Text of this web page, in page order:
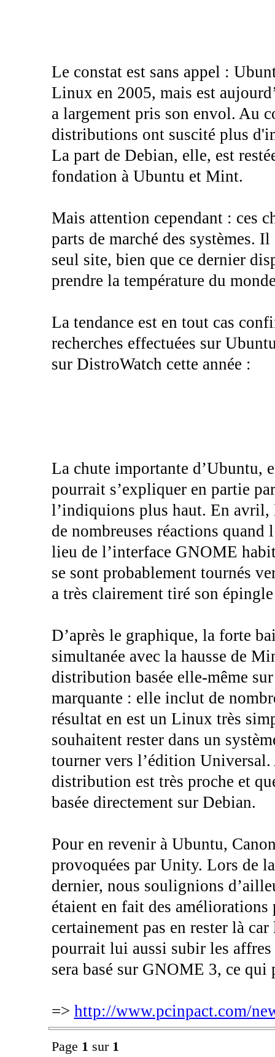
Le constat est sans appel :
Linux en 2005, mais est
a largement pris son envol. Au
distributions ont suscité plus
La part de Debian, elle, est
fondation à Ubuntu et Mint.
Mais attention cependant : ces
parts de marché des systèmes.
seul site, bien que ce dernier
prendre la température du
La tendance est en tout cas
recherches effectuées sur
sur DistroWatch cette année :
La chute importante d’Ubuntu,
pourrait s’expliquer en partie
l’indiquions plus haut. En avril,
de nombreuses réactions
lieu de l’interface GNOME
se sont probablement tournés
a très clairement tiré son
D’après le graphique, la forte
simultanée avec la hausse de
distribution basée elle-même
marquante : elle inclut de
résultat en est un Linux très
souhaitent rester dans un
tourner vers l’édition
distribution est très proche et
basée directement sur Debian.
Pour en revenir à Ubuntu,
provoquées par Unity. Lors de
dernier, nous soulignions
étaient en fait des
certainement pas en rester là
pourrait lui aussi subir les
sera basé sur GNOME 3, ce
=> http://www.pcinpact.com/
Page 1 sur 1